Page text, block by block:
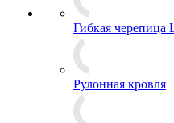
Гибкая
Рулонная кровля